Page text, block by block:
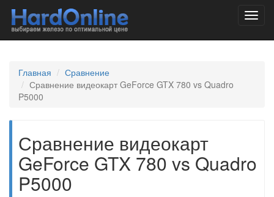
Главная
Сравнение
Сравнение видеокарт GeForce GTX 780 vs Quadro
P5000
Сравнение видеокарт
GeForce GTX 780 vs Quadro
P5000